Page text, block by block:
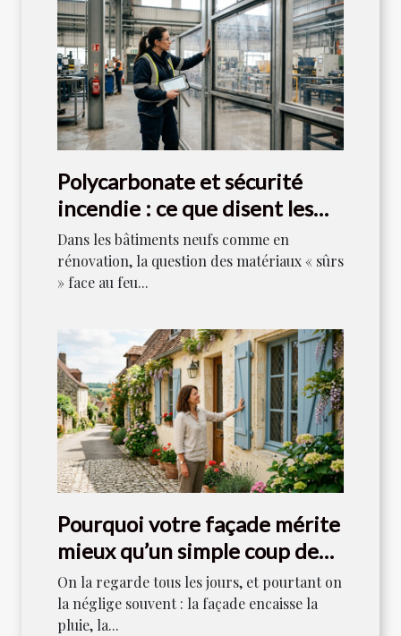
Polycarbonate et sécurité
incendie : ce que disent les
réglementations
Dans les bâtiments neufs comme en
rénovation, la question des matériaux « sûrs
» face au feu...
Pourquoi votre façade mérite
mieux qu’un simple coup de
peinture
On la regarde tous les jours, et pourtant on
la néglige souvent : la façade encaisse la
pluie, la...